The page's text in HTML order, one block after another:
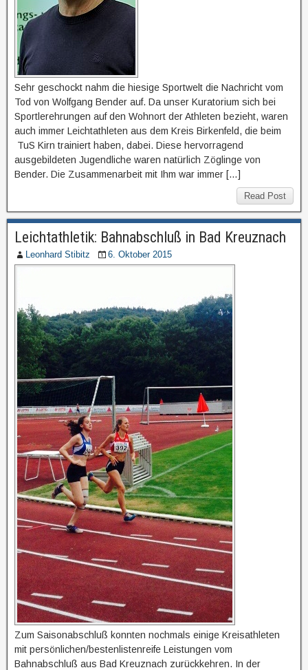
Sehr geschockt nahm die hiesige Sportwelt die Nachricht vom
Tod von Wolfgang Bender auf. Da unser Kuratorium sich bei
Sportlerehrungen auf den Wohnort der Athleten bezieht, waren
auch immer Leichtathleten aus dem Kreis Birkenfeld, die beim
TuS Kirn trainiert haben, dabei. Diese hervorragend
ausgebildeten Jugendliche waren natürlich Zöglinge von
Bender. Die Zusammenarbeit mit Ihm war immer […]
Read Post
Leichtathletik: Bahnabschluß in Bad Kreuznach
Leonhard Stibitz 6. Oktober 2015
Zum Saisonabschluß konnten nochmals einige Kreisathleten
mit persönlichen/bestenlistenreife Leistungen vom
Bahnabschluß aus Bad Kreuznach zurückkehren. In der